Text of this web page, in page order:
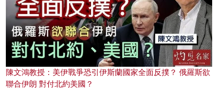
陳文鴻教授：美伊戰爭恐引伊斯蘭國家全面反撲？ 俄羅斯欲
聯合伊朗 對付北約美國？